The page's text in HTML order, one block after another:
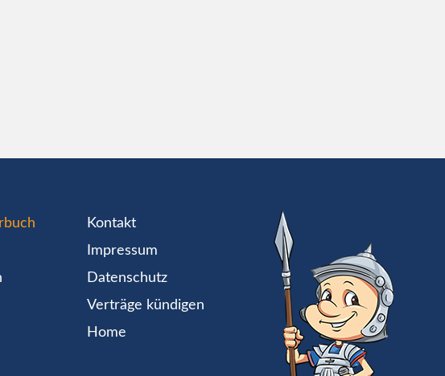
Kontakt
Impressum
Datenschutz
Verträge kündigen
Home